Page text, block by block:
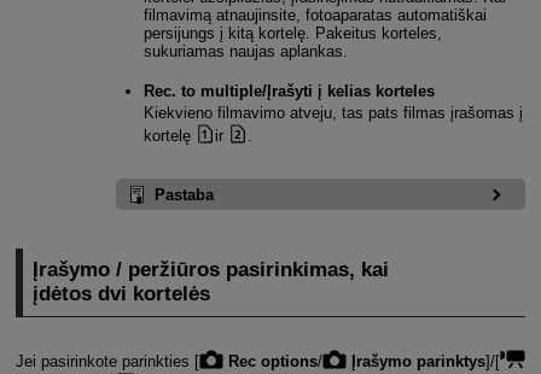
filmavimą atnaujinsite, fotoaparatas automatiškai
persijungs į kitą kortelę. Pakeitus korteles,
sukuriamas naujas aplankas.
Rec. to multiple/Įrašyti į kelias korteles
Kiekvieno filmavimo atveju, tas pats filmas įrašomas į
kortelę
ir
Pastaba
Įrašymo / peržiūros pasirinkimas, kai
įdėtos dvi kortelės
Jei pasirinkote parinkties [ Rec options/ Įrašymo parinktys]/[